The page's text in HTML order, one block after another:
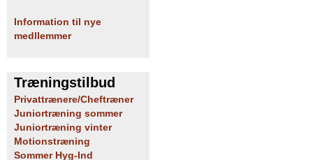
Information til nye
medllemmer
Træningstilbud
Privattrænere/Cheftræner
Juniortræning sommer
Juniortræning vinter
Motionstræning
Sommer Hyg-Ind